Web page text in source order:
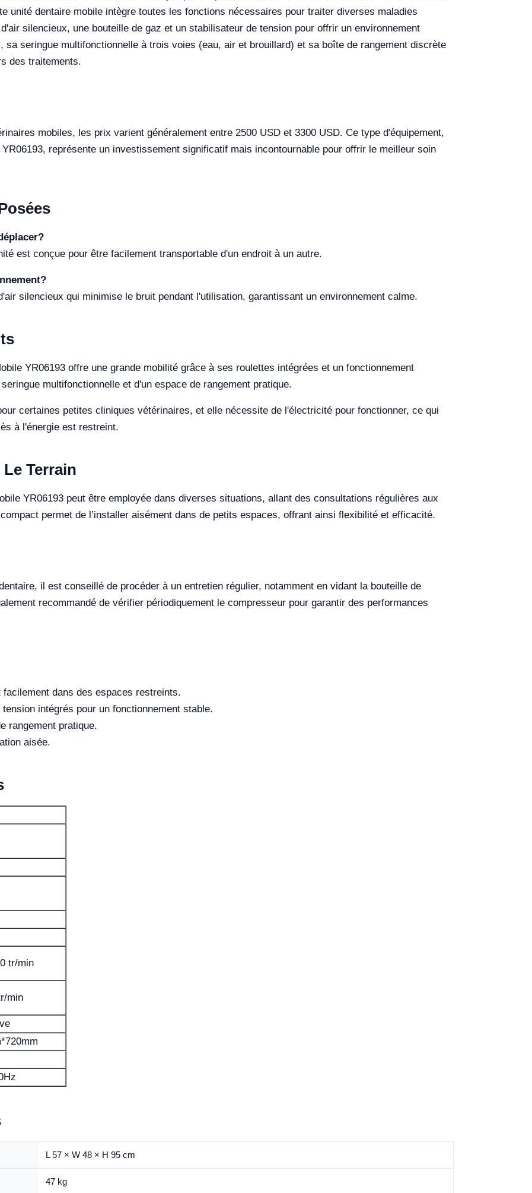
unité dentaire mobile intègre toutes les fonctions nécessaires pour traiter diverses maladies
silencieux, une bouteille de gaz et un stabilisateur de tension pour offrir un environnement
sa seringue multifonctionnelle à trois voies (eau, air et brouillard) et sa boîte de rangement discrète
des traitements.
mobiles, les prix varient généralement entre 2500 USD et 3300 USD. Ce type d'équipement,
représente un investissement significatif mais incontournable pour offrir le meilleur soin
est conçue pour être facilement transportable d'un endroit à un autre.
silencieux qui minimise le bruit pendant l'utilisation, garantissant un environnement calme.
YR06193 offre une grande mobilité grâce à ses roulettes intégrées et un fonctionnement
multifonctionnelle et d'un espace de rangement pratique.
certaines petites cliniques vétérinaires, et elle nécessite de l'électricité pour fonctionner, ce qui
à l'énergie est restreint.
Terrain
YR06193 peut être employée dans diverses situations, allant des consultations régulières aux
permet de l’installer aisément dans de petits espaces, offrant ainsi flexibilité et efficacité.
il est conseillé de procéder à un entretien régulier, notamment en vidant la bouteille de
recommandé de vérifier périodiquement le compresseur pour garantir des performances
dans des espaces restreints.
intégrés pour un fonctionnement stable.
rangement pratique.
aisée.
tr/min
min
L 57 × W 48 × H 95 cm
47 kg